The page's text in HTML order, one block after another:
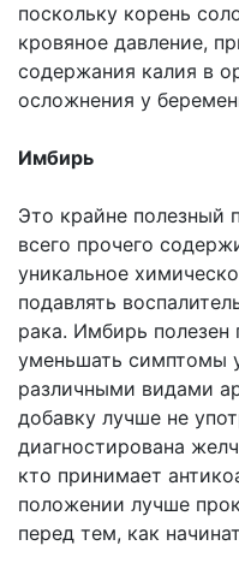
поскольку корень
кровяное давление,
содержания калия в
осложнения у
Имбирь
Это крайне полезный
всего прочего
уникальное
подавлять
рака. Имбирь
уменьшать симптомы
различными видами
добавку лучше не
диагностирована
кто принимает
положении лучше
перед тем, как